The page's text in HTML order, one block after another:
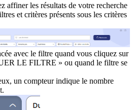
affiner les résultats de votre recherche
et critères présents sous les critères
avec le filtre quand vous cliquez sur
LE FILTRE » ou quand le filtre se
un compteur indique le nombre